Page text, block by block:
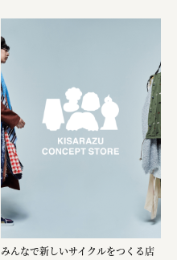
みんなで新しいサイクルをつくる店